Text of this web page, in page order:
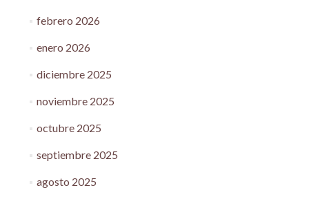
febrero 2026
enero 2026
diciembre 2025
noviembre 2025
octubre 2025
septiembre 2025
agosto 2025